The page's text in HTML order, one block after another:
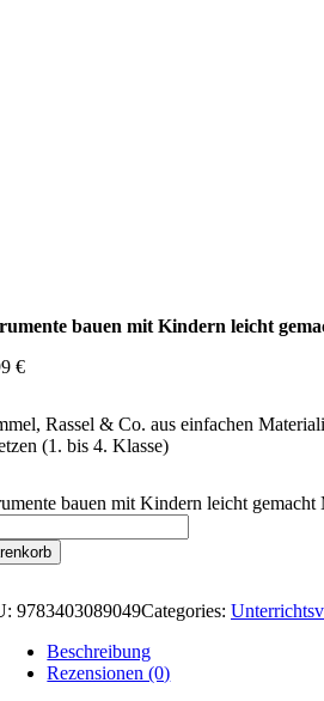
bauen mit Kindern leicht
€
Rassel & Co. aus einfachen
(1. bis 4. Klasse)
bauen mit Kindern leicht gemacht
9783403089049Categories:
Beschreibung
Rezensionen (0)